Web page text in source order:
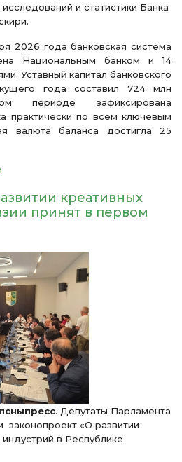
и статистики Банка
2026 года банковская система
Национальным банком и 14
Уставный капитал банковского
года составил 724 млн
периоде зафиксирована
практически по всем ключевым
валюта баланса достигла 25
креативных
принят в первом
. Депутаты Парламента
законопроект «О развитии
в Республике